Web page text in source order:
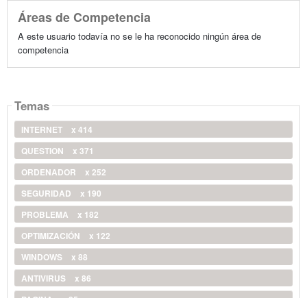
Áreas de Competencia
A este usuario todavía no se le ha reconocido ningún área de
competencia
Temas
INTERNET
x 414
QUESTION
x 371
ORDENADOR
x 252
SEGURIDAD
x 190
PROBLEMA
x 182
OPTIMIZACIÓN
x 122
WINDOWS
x 88
ANTIVIRUS
x 86